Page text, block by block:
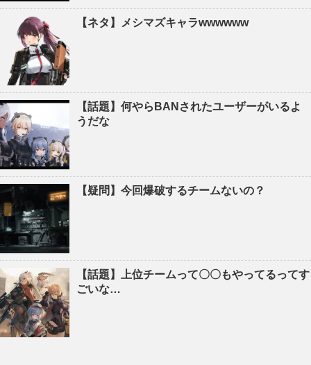
【ネタ】メシマズキャラwwwwww
【話題】何やらBANされたユーザーがいるよ
うだな
【疑問】今回爆破するチームないの？
【話題】上位チームって〇〇もやってるってす
ごいな…